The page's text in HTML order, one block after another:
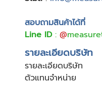
สอบถามสินค้าได้ที่
Line ID: @
รายละเอียดบริษัท
รายละเอียดบริษัท
ตัวแทนจำหน่าย